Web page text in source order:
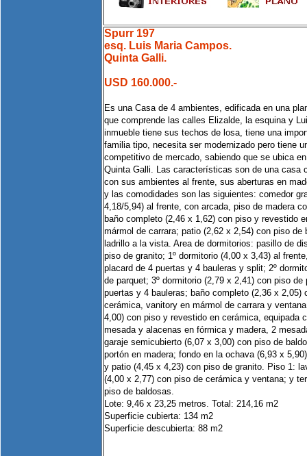
Spurr 197
esq. Luis Maria Campos.
Quinta Galli.
USD 160.000.-
Es una Casa de 4 ambientes, edificada en una
que comprende las calles Elizalde, la esquina y
inmueble tiene sus techos de losa, tiene una
familia tipo, necesita ser modernizado pero tiene
competitivo de mercado, sabiendo que se ubica
Quinta Galli. Las características son de una casa
con sus ambientes al frente, sus aberturas en
y las comodidades son las siguientes: comedor
4,18/5,94) al frente, con arcada, piso de madera
baño completo (2,46 x 1,62) con piso y revestido
mármol de carrara; patio (2,62 x 2,54) con piso de
ladrillo a la vista. Area de dormitorios: pasillo de
piso de granito; 1º dormitorio (4,00 x 3,43) al
placard de 4 puertas y 4 bauleras y split; 2º
de parquet; 3º dormitorio (2,79 x 2,41) con piso de
puertas y 4 bauleras; baño completo (2,36 x 2,05)
cerámica, vanitory en mármol de carrara y
4,00) con piso y revestido en cerámica, equipada
mesada y alacenas en fórmica y madera, 2
garaje semicubierto (6,07 x 3,00) con piso de
portón en madera; fondo en la ochava (6,93 x
y patio (4,45 x 4,23) con piso de granito. Piso 1:
(4,00 x 2,77) con piso de cerámica y ventana; y
piso de baldosas.
Lote: 9,46 x 23,25 metros. Total: 214,16 m2
Superficie cubierta: 134 m2
Superficie descubierta: 88 m2